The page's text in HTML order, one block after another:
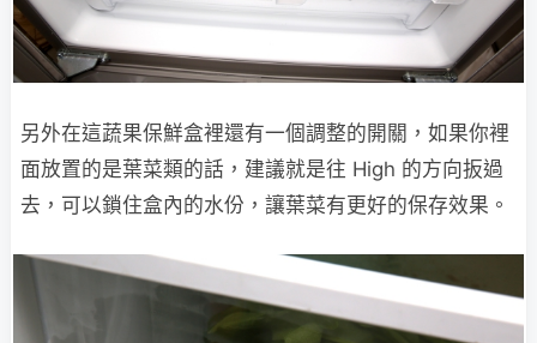
另外在這蔬果保鮮盒裡還有一個調整的開關，如果你裡
面放置的是葉菜類的話，建議就是往 High 的方向扳過
去，可以鎖住盒內的水份，讓葉菜有更好的保存效果。